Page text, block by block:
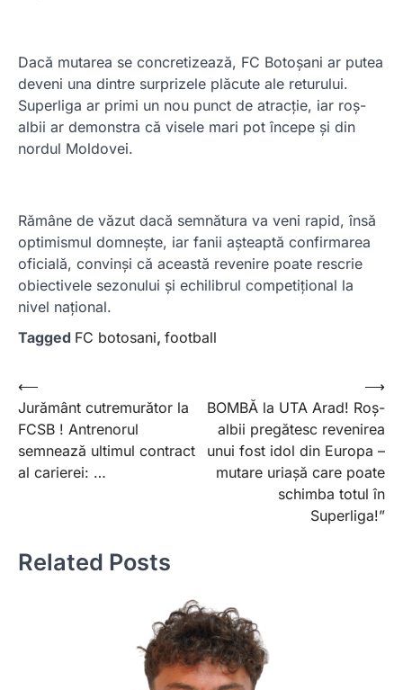
Dacă mutarea se concretizează, FC Botoșani ar putea
deveni una dintre surprizele plăcute ale returului.
Superliga ar primi un nou punct de atracție, iar roș-
albii ar demonstra că visele mari pot începe și din
nordul Moldovei.
Rămâne de văzut dacă semnătura va veni rapid, însă
optimismul domnește, iar fanii așteaptă confirmarea
oficială, convinși că această revenire poate rescrie
obiectivele sezonului și echilibrul competițional la
nivel național.
Tagged FC botosani, football
Post
navigation
⟵
Jurământ cutremurător la
FCSB ! Antrenorul
semnează ultimul contract
al carierei: …
BOMBĂ la UTA Arad! Roș-
albii pregătesc revenirea
unui fost idol din Europa –
mutare uriașă care poate
schimba totul în
Superliga!”
⟶
Related Posts